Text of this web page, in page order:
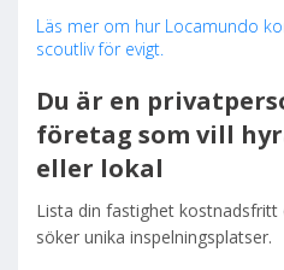
Läs mer om hur Locamundo
scoutliv för evigt.
Du är en
företag som vill
eller lokal
Lista din fastighet
söker unika inspelningsplatser.